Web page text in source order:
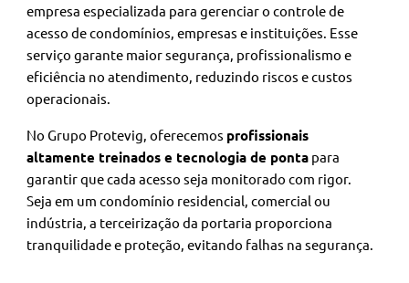
empresa especializada para gerenciar o controle de
acesso de condomínios, empresas e instituições. Esse
serviço garante maior segurança, profissionalismo e
eficiência no atendimento, reduzindo riscos e custos
operacionais.
No Grupo Protevig, oferecemos profissionais
altamente treinados e tecnologia de ponta para
garantir que cada acesso seja monitorado com rigor.
Seja em um condomínio residencial, comercial ou
indústria, a terceirização da portaria proporciona
tranquilidade e proteção, evitando falhas na segurança.